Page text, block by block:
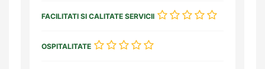
FACILITATI SI CALITATE SERVICII
OSPITALITATE